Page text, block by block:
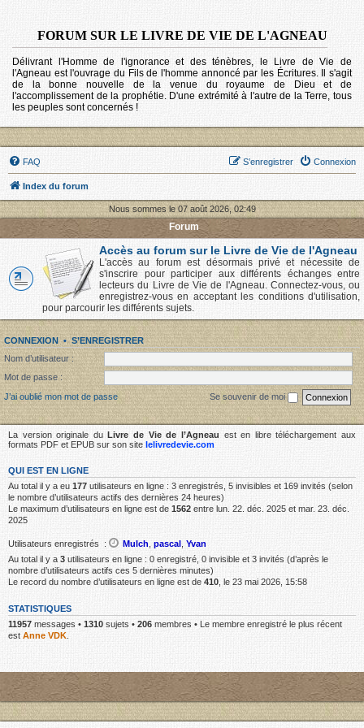
FORUM SUR LE LIVRE DE VIE DE L'AGNEAU
Délivrant l'Homme de l'ignorance et des ténèbres, le Livre de Vie de
l'Agneau est l'ouvrage du Fils de l'homme annoncé par les Écritures. Il s'agit
de la bonne nouvelle de la venue du royaume de Dieu et de
l'accomplissement de la prophétie. D'une extrémité à l'autre de la Terre, tous
les peuples sont concernés !
FAQ Connexion
S’enregistrer
Index du forum
Nous sommes le 07 août 2026, 02:49
Forum
Accès au forum sur le Livre de Vie de l'Agneau
L'accès au forum est désormais privé et nécessite de
s'inscrire pour participer aux différents échanges entre
lecteurs du Livre de Vie de l'Agneau. Connectez-vous, ou
enregistrez-vous en acceptant les conditions d'utilisation,
pour parcourir les différents sujets.
CONNEXION•S’ENREGISTRER
Nom d’utilisateur :
Mot de passe :
J’ai oublié mon mot de passe
Se souvenir de moi
La version originale duLivre de Vie de l’Agneau est en libre téléchargement aux
formats PDF et EPUB sur son site lelivredevie.com
QUI EST EN LIGNE
Au total il y a eu 177 utilisateurs en ligne : 3 enregistrés, 5 invisibles et 169 invités (selon
le nombre d’utilisateurs actifs des dernières 24 heures)
Le maximum d’utilisateurs en ligne est de 1562 entre lun. 22. déc. 2025 et mar. 23. déc.
2025
Utilisateurs enregistrés : Mulch pascal Yvan
Au total il y a 3 utilisateurs en ligne : 0 enregistré, 0 invisible et 3 invités (d’après le
nombre d’utilisateurs actifs ces 5 dernières minutes)
Le record du nombre d’utilisateurs en ligne est de 410 , le 23 mai 2026, 15:58
STATISTIQUES
11957 messages • 1310 sujets • 206 membres • Le membre enregistré le plus récent
est Anne VDK